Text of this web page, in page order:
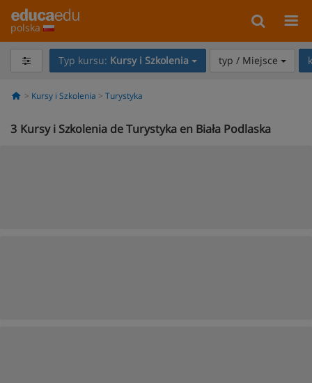
polska
Typ kursu: Kursy i Szkolenia typ / Miejsce
Kursy i Szkolenia Turystyka
3 Kursy i Szkolenia de Turystyka en Biała Podlaska